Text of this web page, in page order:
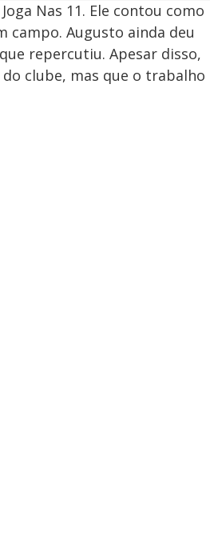
Nas 11. Ele contou como
Augusto ainda deu
repercutiu. Apesar disso,
clube, mas que o trabalho